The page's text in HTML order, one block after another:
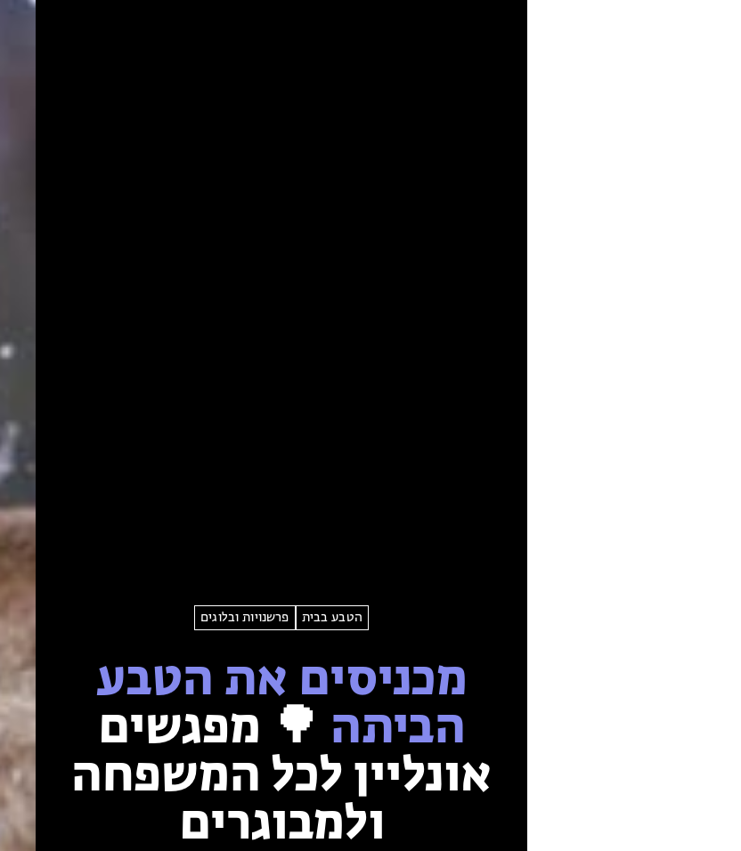
הטבע בבית פרשנויות ובלוגים
מכניסים את הטבע
הביתה 🌳 מפגשים
אונליין לכל המשפחה
ולמבוגרים